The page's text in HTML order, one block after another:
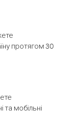
протягом 30
та мобільні